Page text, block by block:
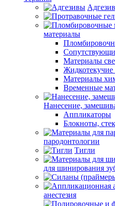
материалы
Материалы
Жидкотекучие
Материалы
Временные
Нанесение,
Аппликаторы
Блокноты,
пародонтологии
Тигли
для шинирования
анестезия